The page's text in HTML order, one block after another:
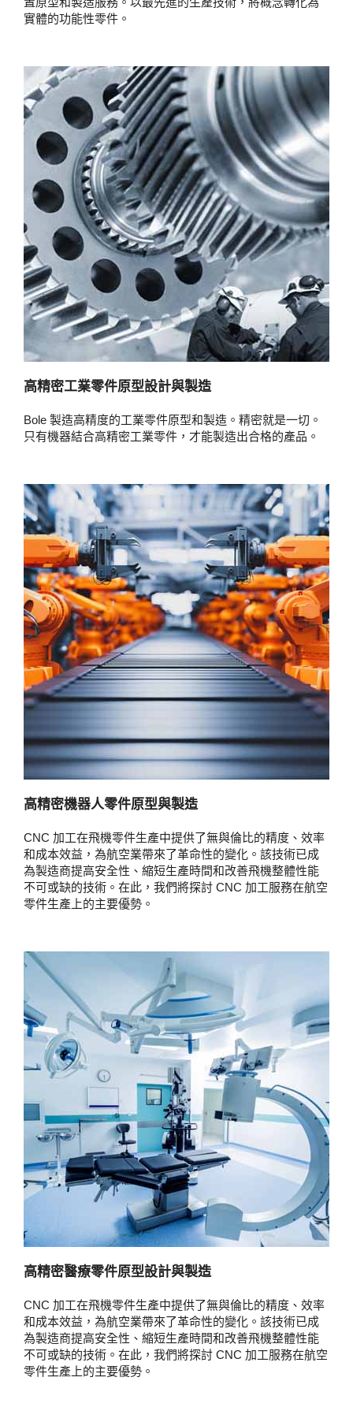
實體的功能性零件。
高精密工業零件原型設計與製造
Bole 製造高精度的工業零件原型和製造。精密就是一切。
只有機器結合高精密工業零件，才能製造出合格的產品。
高精密機器人零件原型與製造
CNC 加工在飛機零件生產中提供了無與倫比的精度、效率
和成本效益，為航空業帶來了革命性的變化。該技術已成
為製造商提高安全性、縮短生產時間和改善飛機整體性能
不可或缺的技術。在此，我們將探討 CNC 加工服務在航空
零件生產上的主要優勢。
高精密醫療零件原型設計與製造
CNC 加工在飛機零件生產中提供了無與倫比的精度、效率
和成本效益，為航空業帶來了革命性的變化。該技術已成
為製造商提高安全性、縮短生產時間和改善飛機整體性能
不可或缺的技術。在此，我們將探討 CNC 加工服務在航空
零件生產上的主要優勢。